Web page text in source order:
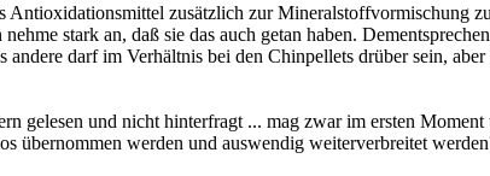
zusätzlich zur Mineralstoffvormischung
stark an, daß sie das auch getan haben.
darf im Verhältnis bei den Chinpellets drüber sein,
gelesen und nicht hinterfragt ... mag zwar im ersten
übernommen werden und auswendig weiterverbreitet